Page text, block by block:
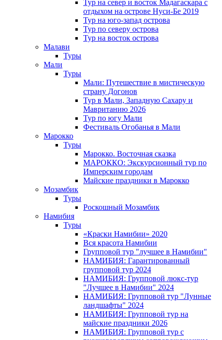
Тур на север и восток Мадагаскара с
отдыхом на острове Нуси-Бе 2019
Тур на юго-запад острова
Тур по северу острова
Тур на восток острова
Малави
Туры
Мали
Туры
Мали: Путешествие в мистическую
страну Догонов
Тур в Мали, Западную Сахару и
Мавританию 2026
Тур по югу Мали
Фестиваль Огобанья в Мали
Марокко
Туры
Марокко. Восточная сказка
МАРОККО: Экскурсионный тур по
Имперским городам
Майские праздники в Марокко
Мозамбик
Туры
Роскошный Мозамбик
Намибия
Туры
«Краски Намибии» 2020
Вся красота Намибии
Групповой тур "лучшее в Намибии"
НАМИБИЯ: Гарантированный
групповой тур 2024
НАМИБИЯ: Групповой люкс-тур
"Лучшее в Намибии" 2024
НАМИБИЯ: Групповой тур "Лунные
ландшафты" 2024
НАМИБИЯ: Групповой тур на
майские праздники 2026
НАМИБИЯ: Групповой тур с